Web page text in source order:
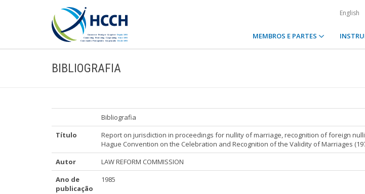
English
MEMBROS E PARTES
BIBLIOGRAFIA
Bibliografia
Título
Report on jurisdiction in proceedings for nullity of marriage, recognition of foreign
Hague Convention on the Celebration and Recognition of the Validity of Marriages
Autor
LAW REFORM COMMISSION
Ano de
publicação
1985